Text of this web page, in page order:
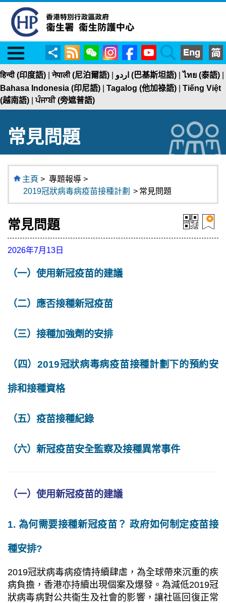
Menu
分
享
RSS WeChatInstagramFacebookYouTubeSearch
हिन्दी (印度語) |नेपाली (尼泊爾語) اردو (巴基斯坦語) |ไทย (泰語)
Bahasa Indonesia (印尼語)
Tagalog (他加祿語)
Tiếng Việt
(越南語) |ਪੰਜਾਬੀ (旁遮普語)
常見問題
主頁 > 專題報導 >
2019冠狀病毒病疫苗接種計劃 > 常見問題
常見問題
2026年7月13日
（一）使用新冠疫苗的建議
（二）應否接種新冠疫苗
（三）接種加強劑的安排
（四）2019冠狀病毒病疫苗接種計劃下的預約安
排和接種資格
（五）疫苗接種紀錄
（六）新冠疫苗安全監察及接種異常事件
（一）使用新冠疫苗的建議
1. 為何需要接種新冠疫苗？ 政府如何制定疫苗接
種安排?
2019冠狀病毒病疫情持續肆虐，為全球帶來沉重的疾
病負擔，香港亦持續出現個案及爆發。為減低2019冠
狀病毒病對公共衞生及社會的影響，讓社區回復正常